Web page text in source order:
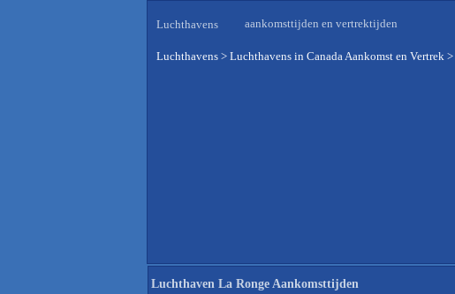
Luchthavens aankomsttijden en vertrektijden
Luchthavens > Luchthavens in Canada Aankomst en Vertrek >
Luchthaven La Ronge Aankomsttijden